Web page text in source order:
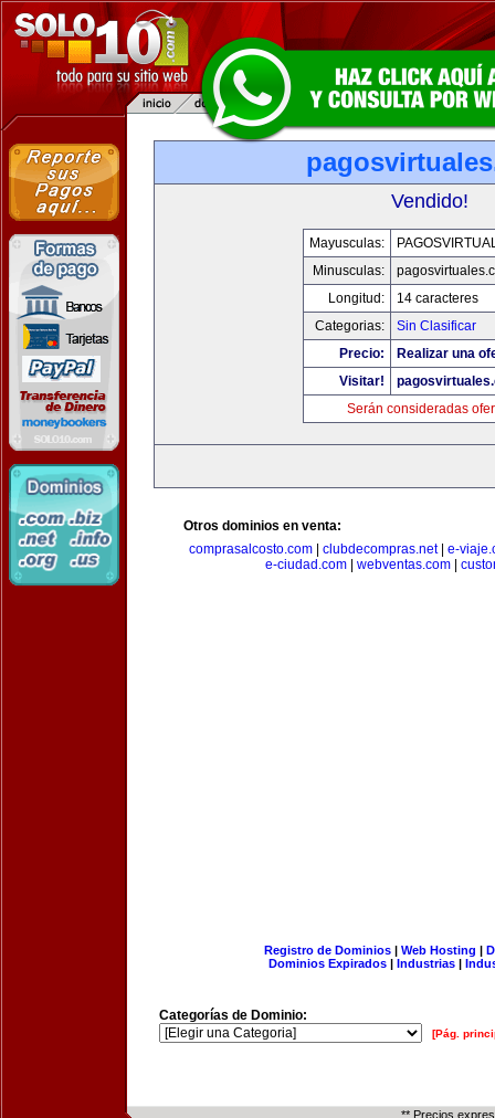
Vendido!
Mayusculas:
Minusculas:
Longitud:
14 caracteres
Categorias:
Sin Clasificar
Precio:
Realizar una
Visitar!
Serán consideradas
Otros dominios en venta:
comprasalcosto.com
clubdecompras.net| e-
e-ciudad.com| webventas.com|
Registro de Dominios| Web Hosting |
Dominios Expirados | Industrias |
Categorías de Dominio:
[Pág.
** Precios